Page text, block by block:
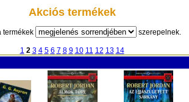
Akciós termékek
termékek szerepelnek.
1 2 3 4 5 6 7 8 9 10 11 12 13 14